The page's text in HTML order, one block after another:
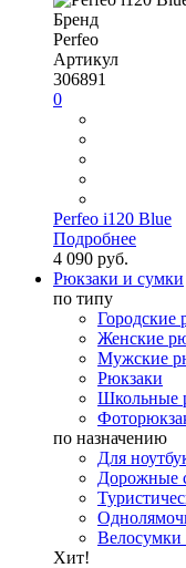
Бренд
Perfeo
Артикул
306891
0
Perfeo i120 Blue
Подробнее
4 090 руб.
Рюкзаки и сумки
по типу
Городские
Женские
Мужские
Рюкзаки
Школьные
по назначению
Для
Дорожные
Велосумки
Хит!